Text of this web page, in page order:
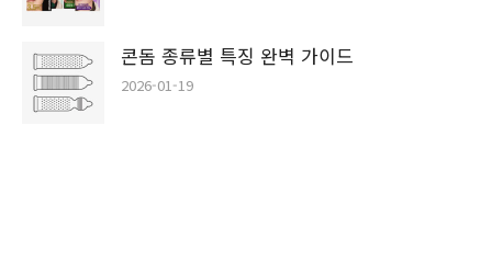
콘돔 종류별 특징 완벽 가이드
2026-01-19